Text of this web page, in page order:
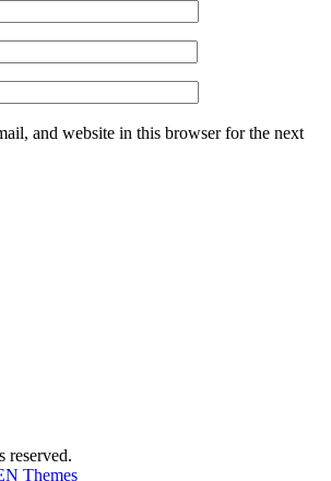
and website in this browser for the next
Themes